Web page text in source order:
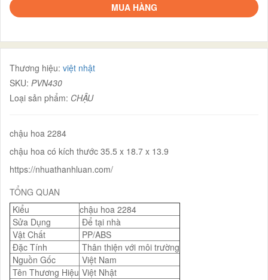
MUA HÀNG
Thương hiệu: việt nhật
SKU: PVN430
Loại sản phẩm: CHẬU
chậu hoa 2284
chậu hoa có kích thước 35.5 x 18.7 x 13.9
https://nhuathanhluan.com/
TỔNG QUAN
Kiểu
chậu hoa 2284
Sửa Dụng
Để tại nhà
Vật Chất
PP/ABS
Đặc Tính
Thân thiện với môi trường
Nguồn Gốc
Việt Nam
Tên Thương Hiệu Việt Nhật